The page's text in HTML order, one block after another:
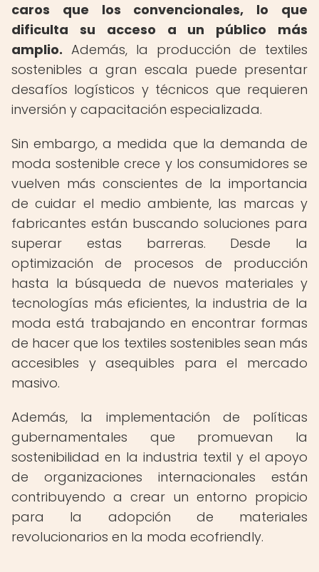
caros que los convencionales, lo que
dificulta su acceso a un público más
amplio. Además, la producción de textiles
sostenibles a gran escala puede presentar
desafíos logísticos y técnicos que requieren
inversión y capacitación especializada.
Sin embargo, a medida que la demanda de
moda sostenible crece y los consumidores se
vuelven más conscientes de la importancia
de cuidar el medio ambiente, las marcas y
fabricantes están buscando soluciones para
superar estas barreras. Desde la
optimización de procesos de producción
hasta la búsqueda de nuevos materiales y
tecnologías más eficientes, la industria de la
moda está trabajando en encontrar formas
de hacer que los textiles sostenibles sean más
accesibles y asequibles para el mercado
masivo.
Además, la implementación de políticas
gubernamentales que promuevan la
sostenibilidad en la industria textil y el apoyo
de organizaciones internacionales están
contribuyendo a crear un entorno propicio
para la adopción de materiales
revolucionarios en la moda ecofriendly.